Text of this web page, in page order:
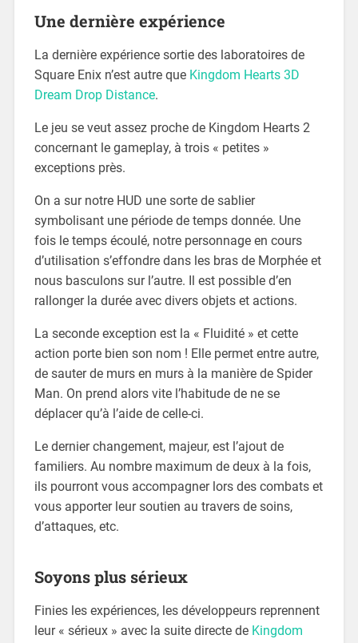
Une dernière expérience
La dernière expérience sortie des laboratoires de
Square Enix n’est autre que Kingdom Hearts 3D
Dream Drop Distance.
Le jeu se veut assez proche de Kingdom Hearts 2
concernant le gameplay, à trois « petites »
exceptions près.
On a sur notre HUD une sorte de sablier
symbolisant une période de temps donnée. Une
fois le temps écoulé, notre personnage en cours
d’utilisation s’effondre dans les bras de Morphée et
nous basculons sur l’autre. Il est possible d’en
rallonger la durée avec divers objets et actions.
La seconde exception est la « Fluidité » et cette
action porte bien son nom ! Elle permet entre autre,
de sauter de murs en murs à la manière de Spider
Man. On prend alors vite l’habitude de ne se
déplacer qu’à l’aide de celle-ci.
Le dernier changement, majeur, est l’ajout de
familiers. Au nombre maximum de deux à la fois,
ils pourront vous accompagner lors des combats et
vous apporter leur soutien au travers de soins,
d’attaques, etc.
Soyons plus sérieux
Finies les expériences, les développeurs reprennent
leur « sérieux » avec la suite directe de Kingdom